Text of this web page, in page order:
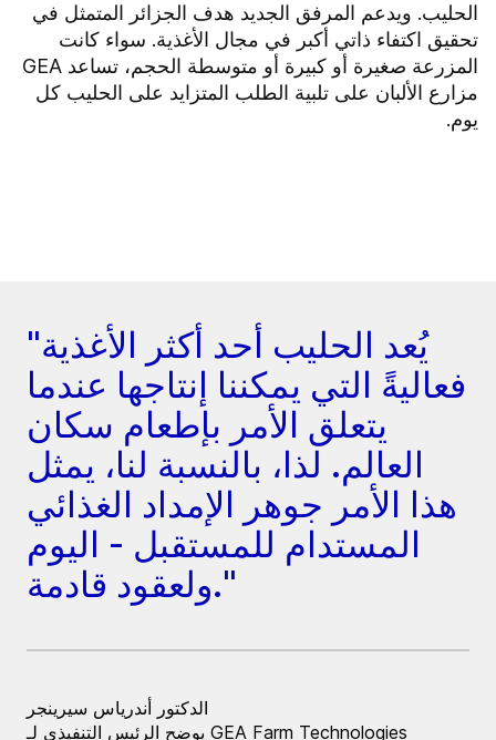
الحليب. ويدعم المرفق الجديد هدف الجزائر المتمثل في
تحقيق اكتفاء ذاتي أكبر في مجال الأغذية. سواء كانت
المزرعة صغيرة أو كبيرة أو متوسطة الحجم، تساعد GEA
مزارع الألبان على تلبية الطلب المتزايد على الحليب كل
يوم.
"يُعد الحليب أحد أكثر الأغذية
فعاليةً التي يمكننا إنتاجها عندما
يتعلق الأمر بإطعام سكان
العالم. لذا، بالنسبة لنا، يمثل
هذا الأمر جوهر الإمداد الغذائي
المستدام للمستقبل - اليوم
ولعقود قادمة."
الدكتور أندرياس سيرينجر
يوضح الرئيس التنفيذي لـ GEA Farm Technologies